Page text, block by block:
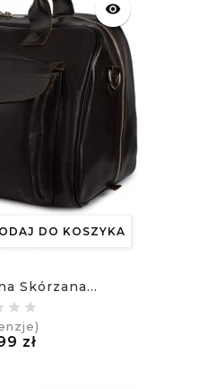
DO KOSZYKA
visibility
Skórzana...
zł